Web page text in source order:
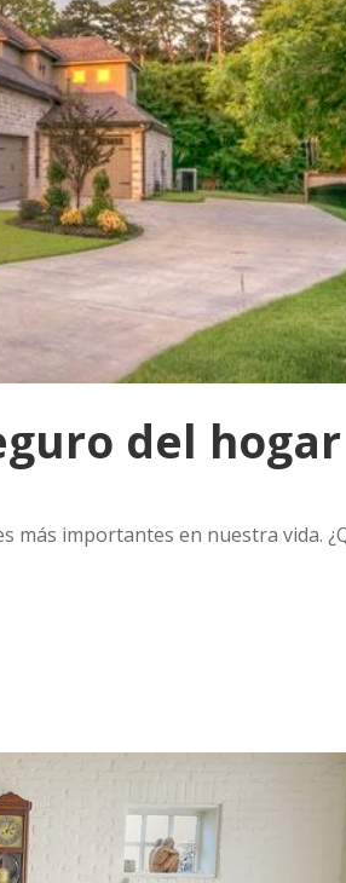
del hogar
más importantes en nuestra vida.